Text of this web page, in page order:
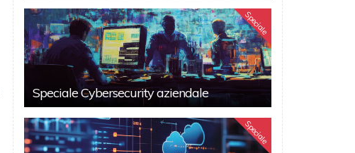
Speciale
Speciale Cybersecurity aziendale
Speciale